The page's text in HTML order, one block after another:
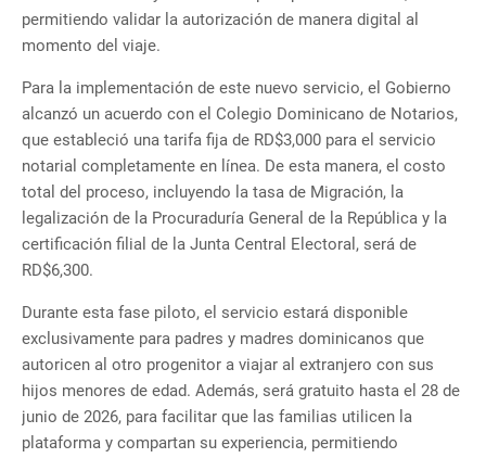
permitiendo validar la autorización de manera digital al
momento del viaje.
Para la implementación de este nuevo servicio, el Gobierno
alcanzó un acuerdo con el Colegio Dominicano de Notarios,
que estableció una tarifa fija de RD$3,000 para el servicio
notarial completamente en línea. De esta manera, el costo
total del proceso, incluyendo la tasa de Migración, la
legalización de la Procuraduría General de la República y la
certificación filial de la Junta Central Electoral, será de
RD$6,300.
Durante esta fase piloto, el servicio estará disponible
exclusivamente para padres y madres dominicanos que
autoricen al otro progenitor a viajar al extranjero con sus
hijos menores de edad. Además, será gratuito hasta el 28 de
junio de 2026, para facilitar que las familias utilicen la
plataforma y compartan su experiencia, permitiendo